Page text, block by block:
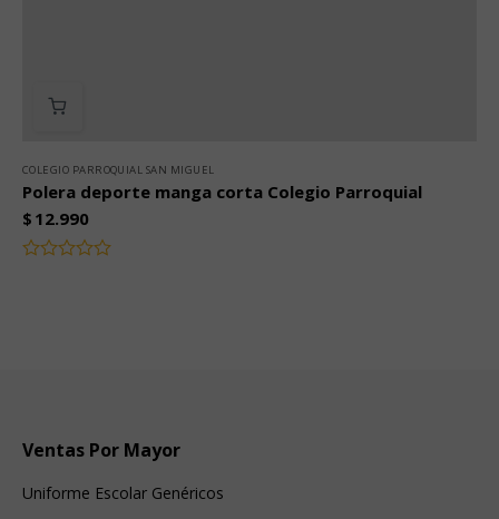
COLEGIO PARROQUIAL SAN MIGUEL
Polera deporte manga corta Colegio Parroquial
$ 12.990
Ventas Por Mayor
Uniforme Escolar Genéricos